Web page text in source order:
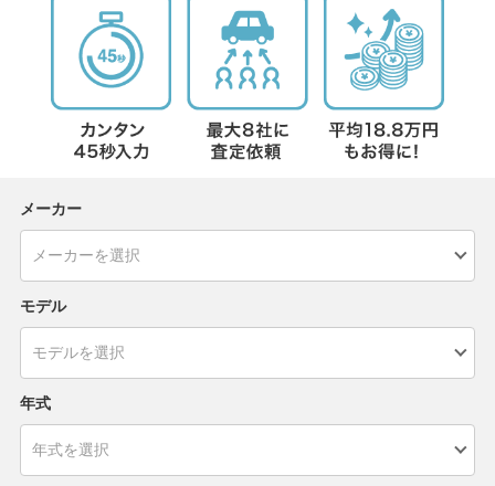
メーカー
モデル
年式